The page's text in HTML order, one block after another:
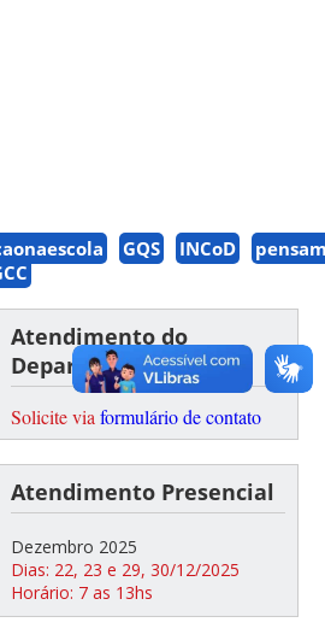
GQS INCoD
Atendimento do
Departamento INE
Solicite via formulário de contato
Atendimento Presencial
Dezembro 2025
Dias: 22, 23 e 29, 30/12/2025
Horário: 7 as 13hs